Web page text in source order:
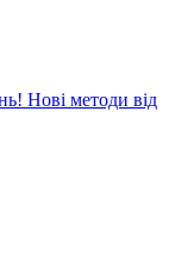
Нові методи від